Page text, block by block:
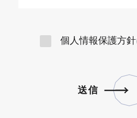
報」を指すものとし，生存する個人
個人を識別できる情報及び容貌，指紋
るデータ，及び健康保険証の保険者番
情報単体から特定の個人を識別できる
個人情報保護方
送信